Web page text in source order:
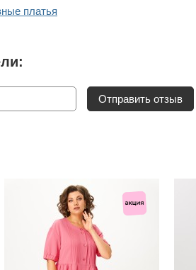
платья
Отправить отзыв